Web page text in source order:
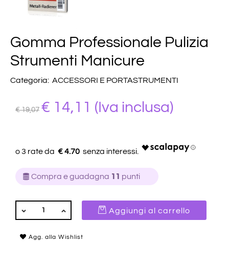
Gomma Professionale Pulizia
Strumenti Manicure
Categoria: ACCESSORI E PORTASTRUMENTI
€ 19,07 € 14,11 (Iva inclusa)
€ 4.70
Compra e guadagna 11 punti
QUANTITÀ
Aggiungi al carrello
Agg. alla Wishlist